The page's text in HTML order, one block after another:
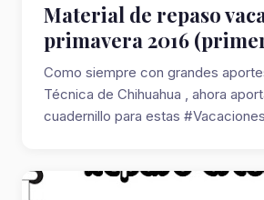
Material de repaso
primavera 2016
Como siempre con grandes
Técnica de Chihuahua , ahora
cuadernillo para estas